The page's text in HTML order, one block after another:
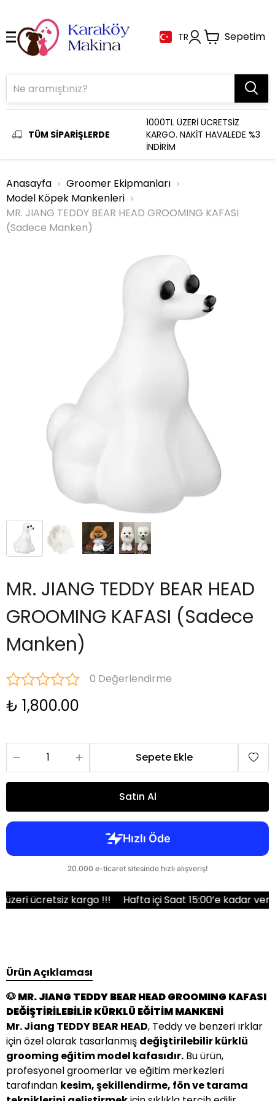
TR Sepetim
TÜM SİPARİŞLERDE
1000TL ÜZERİ ÜCRETSİZ
KARGO. NAKİT HAVALEDE %3
İNDİRİM
Anasayfa
Groomer Ekipmanları
Model Köpek Mankenleri
MR. JIANG TEDDY BEAR HEAD GROOMING KAFASI
(Sadece Manken)
MR. JIANG TEDDY BEAR HEAD
GROOMING KAFASI (Sadece
Manken)
0 Değerlendirme
₺ 1,800.00
Sepete Ekle
Satın Al
kargo !!! Hafta içi Saat 15:00’e kadar verilen
Ürün Açıklaması
🐶 MR. JIANG TEDDY BEAR HEAD GROOMING KAFASI
DEĞİŞTİRİLEBİLİR KÜRKLÜ EĞİTİM MANKENİ
Mr. Jiang TEDDY BEAR HEAD, Teddy ve benzeri ırklar
için özel olarak tasarlanmış değiştirilebilir kürklü
grooming eğitim model kafasıdır. Bu ürün,
profesyonel groomerlar ve eğitim merkezleri
tarafından kesim, şekillendirme, fön ve tarama